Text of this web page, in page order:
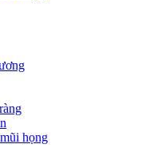
họng